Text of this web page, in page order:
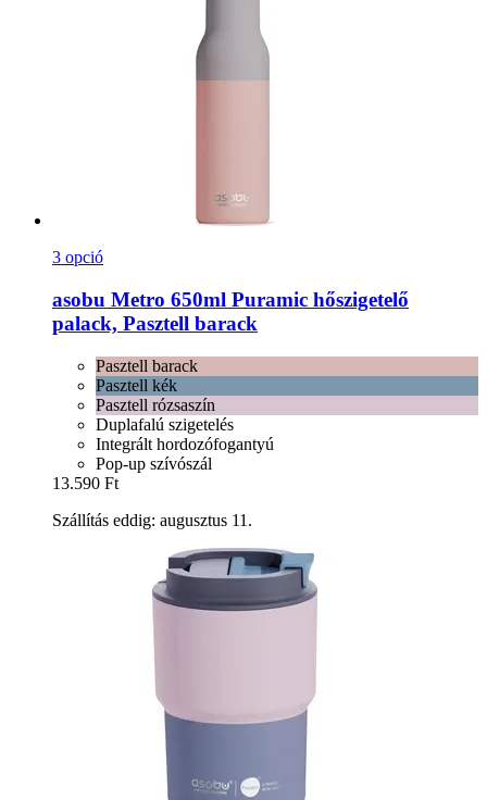
3 opció
asobu Metro 650ml Puramic hőszigetelő
palack, Pasztell barack
Pasztell barack
Pasztell kék
Pasztell rózsaszín
Duplafalú szigetelés
Integrált hordozófogantyú
Pop-up szívószál
13.590 Ft
Szállítás eddig: augusztus 11.